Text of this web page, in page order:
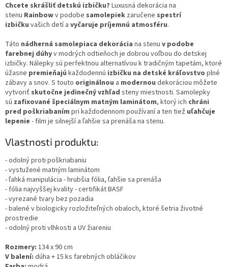
Chcete skrášliť detskú izbičku? Luxusná dekorácia na
stenu Rainbowv podobe samolepiek zaručene spestrí
izbičku vašich detí a vyčaruje príjemnú atmosféru.
Táto nádherná samolepiaca dekorácia na stenu v podobe
farebnej dúhyv modrých odtieňoch je dobrou voľbou do detskej
izbičky. Nálepky sú perfektnou alternatívou k tradičným tapetám, ktoré
úžasne premieňajú každodennú izbičku na detské kráľovstvo plné
zábavy a snov. S touto originálnou a modernou dekoráciou môžete
vytvoriť skutočne jedinečný vzhľad steny miestnosti. Samolepky
sú zafixované špeciálnym matným laminátom, ktorý ich chráni
pred poškriabaním pri každodennom používaní a ten tiež uľahčuje
lepenie - film je silnejší a ľahšie sa prenáša na stenu.
Vlastnosti produktu:
- odolný proti poškriabaniu
- vystužené matným laminátom
- ľahká manipulácia - hrubšia fólia, ľahšie sa prenáša
- fólia najvyššej kvality - certifikát BASF
- vyrezané tvary bez pozadia
- balené v biologicky rozložiteľných obaloch, ktoré šetria životné
prostredie
- odolný proti vlhkosti a UV žiareniu
Rozmery: 134 x 90 cm
V balení: dúha + 15 ks farebných obláčikov